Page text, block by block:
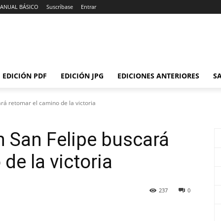
BÁSICO Suscríbase Entrar
EDICIÓN PDF EDICIÓN JPG EDICIONES ANTERIORES
retomar el camino de la victoria
San Felipe buscará
la victoria
0
237